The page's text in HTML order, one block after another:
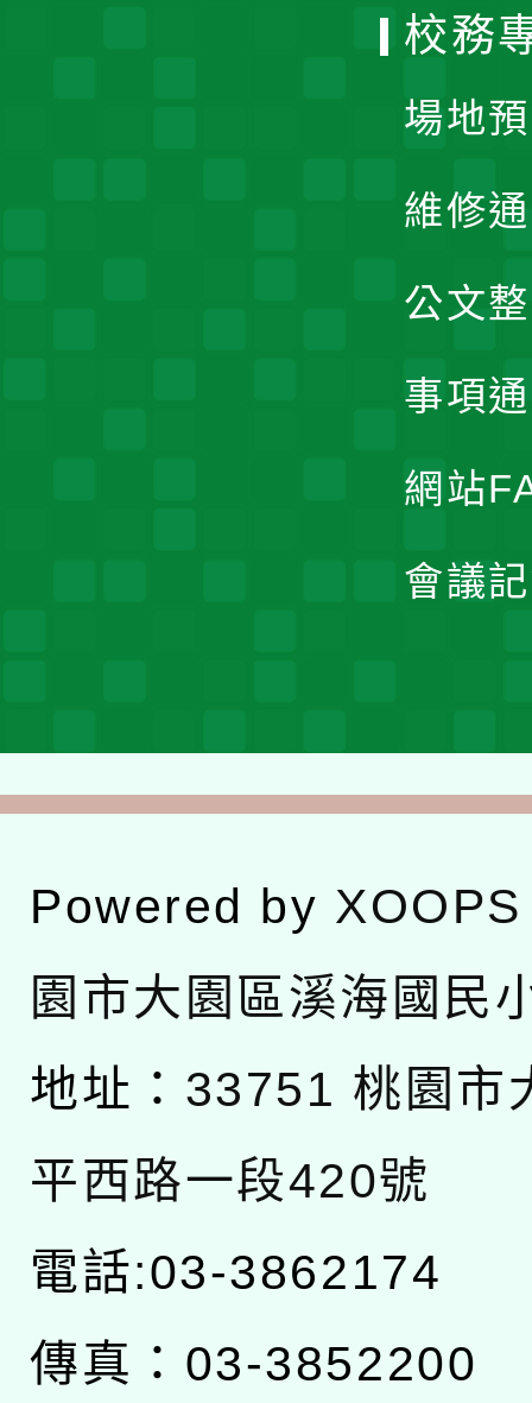
校務
場地
維修
公文
事項
網站
會議
Powered by XOOPS
園市大園區溪海國民
地址： 33751 桃園市
平西路一段420號
電話:03-3862174
傳真：03-3852200